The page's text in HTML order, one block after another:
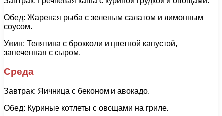
Обед: Жареная рыба с зеленым салатом и лимонным
соусом.
Ужин: Телятина с брокколи и цветной капустой,
запеченная с сыром.
Среда
Завтрак: Яичница с беконом и авокадо.
Обед: Куриные котлеты с овощами на гриле.